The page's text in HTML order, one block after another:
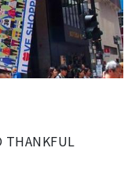
THANKFUL